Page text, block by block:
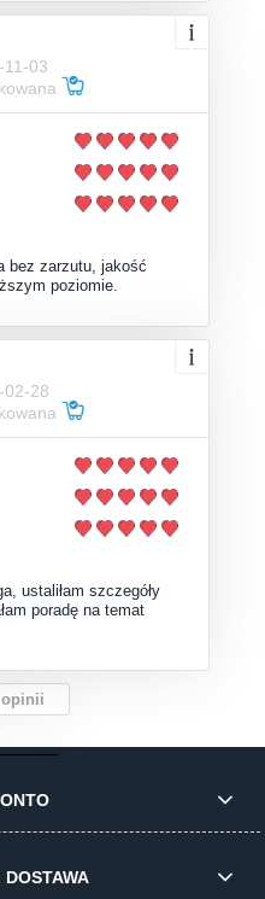
03
bez zarzutu, jakość
poziomie.
02-28
ustaliłam szczegóły
poradę na temat
DOSTAWA